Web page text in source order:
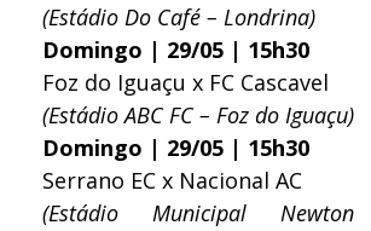
(Estádio Do Café – Londrina)
Domingo | 29/05 | 15h30
Foz do Iguaçu x FC Cascavel
(Estádio ABC FC – Foz do Iguaçu)
Domingo | 29/05 | 15h30
Serrano EC x Nacional AC
(Estádio Municipal